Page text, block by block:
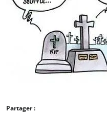
Partager :